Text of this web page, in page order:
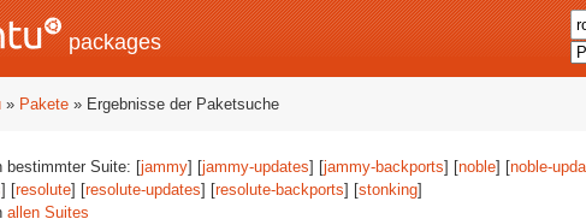
packages
» Pakete » Ergebnisse der Paketsuche
bestimmter Suite: [jammy] [jammy-updates] [jammy-backports] [noble] [noble-
] [resolute] [resolute-updates] [resolute-backports] [stonking]
allen Suites